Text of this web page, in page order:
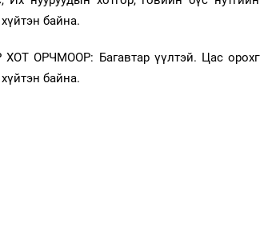
байна.
ОРЧМООР: Багавтар үүлтэй. Цас
байна.